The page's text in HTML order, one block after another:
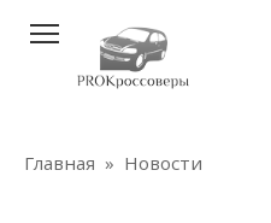
контенту
Главная » Новости